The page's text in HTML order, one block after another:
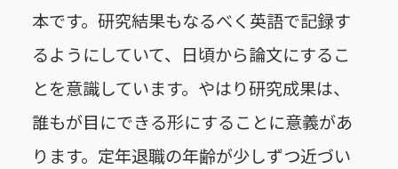
本です。研究結果もなるべく英語で記録す
るようにしていて、日頃から論文にするこ
とを意識しています。やはり研究成果は、
誰もが目にできる形にすることに意義があ
ります。定年退職の年齢が少しずつ近づい